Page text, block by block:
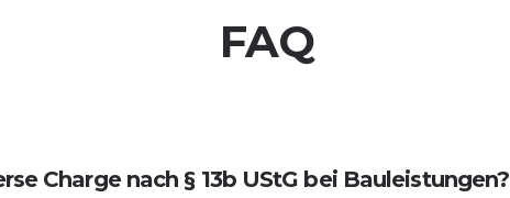
FAQ
Charge nach § 13b UStG bei Bauleistungen?